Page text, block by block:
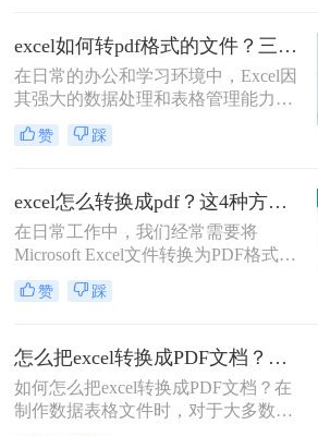
档。PDF文件具有跨平台兼容性好、
格式固定不易被篡改等优点，非常适
合用于这些场景。那么如何快速地将
excel表格转换为pdf文件格式呢？本文
将介绍几种快速将Excel表格转换为
PDF文件的方法。
excel如何转pdf格式的文件？三招教你轻松转换！
在日常的办公和学习环境中，Excel因
其强大的数据处理和表格管理能力，
成为了不可或缺的工具。然而，在需
要将数据分享给没有Excel软件的用
转换为PDF格式成为了一个常见的需
求。PDF格式以其跨平台兼容性好、
格式固定、不易被篡改等特点，非常
适合用于这些场景。那么excel如何转
pdf格式的文件呢？本文将详细介绍几
种将Excel文件转换为PDF格式的方
赞 踩
excel怎么转换成pdf？这4种方法很实用！
在日常工作中，我们经常需要将
Microsoft Excel文件转换为PDF格式，
以保持数据的格式不变，便于分享和
打印。PDF格式的文件具有跨平台兼
起来都与原样一致。本文将详细介绍
excel怎么转换成pdf，无论您是在
Windows还是Mac OS上操作，都能找
到适用的方法。
赞 踩
怎么把excel转换成PDF文档？这4种方法任你选择！
如何怎么把excel转换成PDF文档？在
制作数据表格文件时，对于大多数人